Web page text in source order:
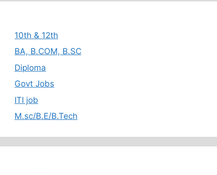
10th & 12th
BA, B.COM, B.SC
Diploma
Govt Jobs
ITI job
M.sc/B.E/B.Tech